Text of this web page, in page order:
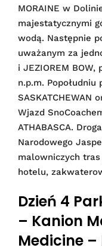
MORAINE w
majestatycznymi
wodą. Następnie
uważanym za
i JEZIOREM BOW,
n.p.m. Popołudniu
SASKATCHEWAN
Wjazd
ATHABASCA.
Narodowego
malowniczych
hotelu,
Dzień 4
– Kanion
Medicine